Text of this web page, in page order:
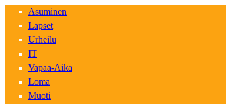
Asuminen
Lapset
Urheilu
IT
Vapaa-Aika
Loma
Muoti